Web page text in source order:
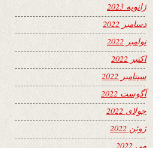
ژانویه 2023
دسامبر 2022
نوامبر 2022
اکتبر 2022
سپتامبر 2022
آگوست 2022
جولای 2022
ژوئن 2022
می 2022